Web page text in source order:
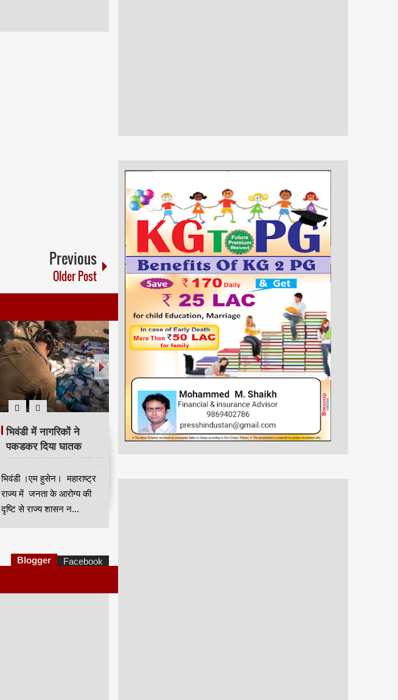
Previous
Older Post
भिवंडी में नागरिकों ने
पकडकर दिया घातक
गुटखा पान मसाला, अन्न व
औषध प्रशासन द्वारा मामला
दर्ज
भिवंडी ।एम हुसेन। महाराष्ट्र
राज्य में जनता के आरोग्य की
दृष्टि से राज्य शासन न...
Blogger Facebook